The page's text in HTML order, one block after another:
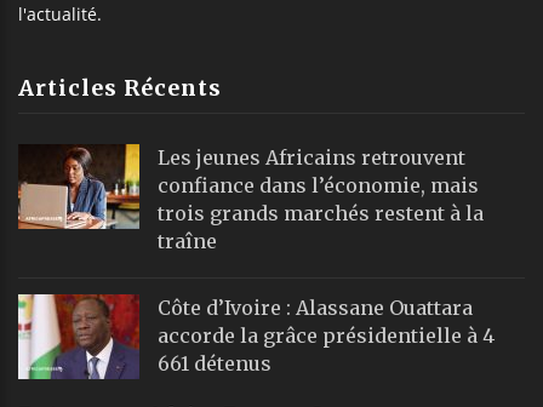
l'actualité.
Articles Récents
Les jeunes Africains retrouvent
confiance dans l’économie, mais
trois grands marchés restent à la
traîne
Côte d’Ivoire : Alassane Ouattara
accorde la grâce présidentielle à 4
661 détenus